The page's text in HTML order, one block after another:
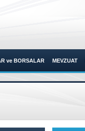
ve BORSALAR MEVZUAT